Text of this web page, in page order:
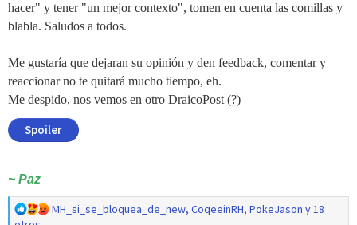
hacer" y tener "un mejor contexto", tomen en cuenta las comillas y
blabla. Saludos a todos.
Me gustaría que dejaran su opinión y den feedback, comentar y
reaccionar no te quitará mucho tiempo, eh.
Me despido, nos vemos en otro DraicoPost (?)
Spoiler
~ Paz
R
MH_si_se_bloquea_de_new, CoqeeinRH, PokeJason y 18